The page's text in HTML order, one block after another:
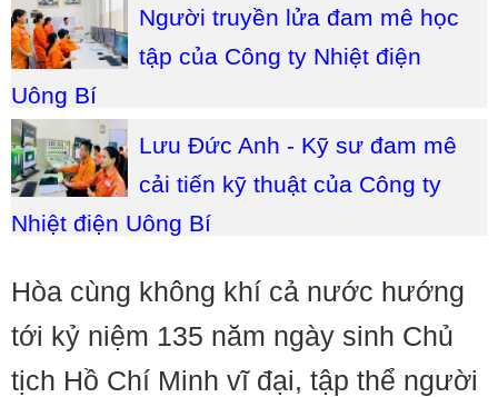
Người truyền lửa đam mê học
tập của Công ty Nhiệt điện
Uông Bí
Lưu Đức Anh - Kỹ sư đam mê
cải tiến kỹ thuật của Công ty
Nhiệt điện Uông Bí
Hòa cùng không khí cả nước hướng
tới kỷ niệm 135 năm ngày sinh Chủ
tịch Hồ Chí Minh vĩ đại, tập thể người